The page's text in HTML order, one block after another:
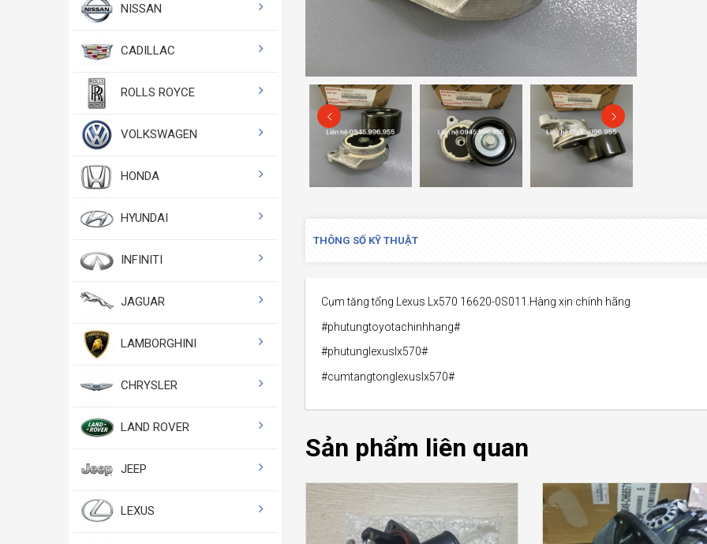
THÔNG SỐ KỸ THUẬT
Cụm tăng tổng Lexus Lx570 16620-0S011.Hàng xịn chính hãng
#phutungtoyotachinhhang#
#phutunglexuslx570#
#cumtangtonglexuslx570#
Sản phẩm liên quan
CHI TIẾT CHI TIẾT
NISSAN
CADILLAC
ROLLS ROYCE
VOLKSWAGEN
HONDA
HYUNDAI
INFINITI
JAGUAR
LAMBORGHINI
CHRYSLER
LAND ROVER
JEEP
LEXUS